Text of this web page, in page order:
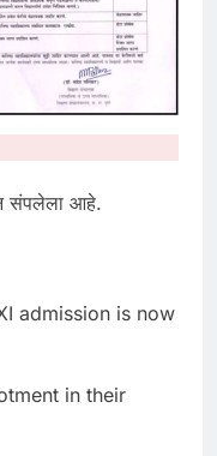
संपलेला आहे.
admission is now
in their